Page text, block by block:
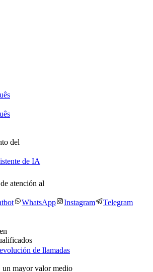
del
de IA
atención al
WhatsApp Instagram Telegram
de llamadas
un mayor valor medio